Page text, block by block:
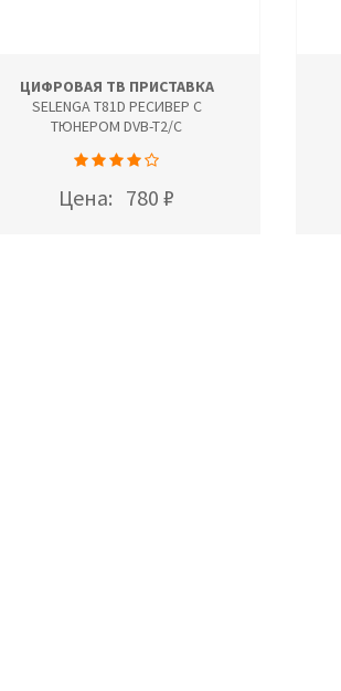
ЦИФРОВАЯ ТВ ПРИСТАВКА
SELENGA T81D РЕСИВЕР С
ТЮНЕРОМ DVB-T2/C
Цена: 780 ₽